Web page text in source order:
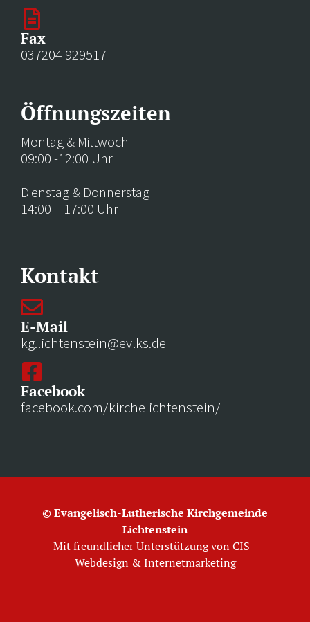
Fax
037204 929517
Öffnungszeiten
Montag & Mittwoch
09:00 -12:00 Uhr
Dienstag & Donnerstag
14:00 – 17:00 Uhr
Kontakt
E-Mail
kg.lichtenstein@evlks.de
Facebook
facebook.com/kirchelichtenstein/
© Evangelisch-Lutherische Kirchgemeinde
Lichtenstein
Mit freundlicher Unterstützung von CIS -
Webdesign & Internetmarketing